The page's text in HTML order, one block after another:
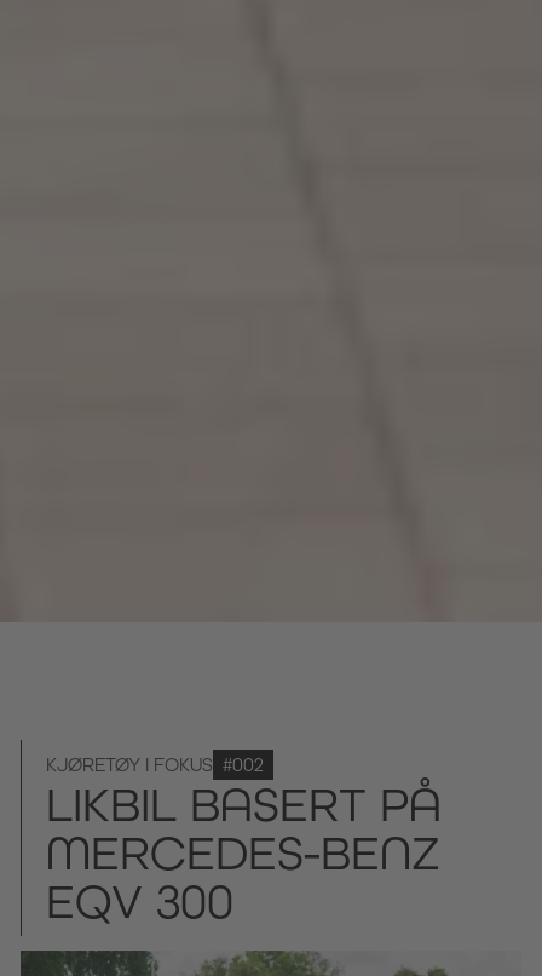
KJØRETØY I FOKUS #002
LIKBIL BASERT PÅ
MERCEDES-BENZ
EQV 300